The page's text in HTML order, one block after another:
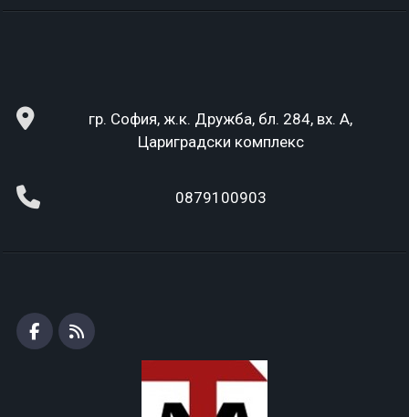
гр. София, ж.к. Дружба, бл. 284, вх. А,
Цариградски комплекс
0879100903